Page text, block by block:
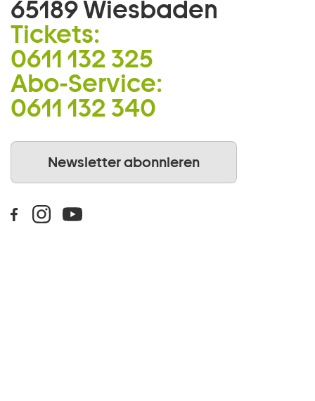
65189 Wiesbaden
Tickets:
0611 132 325
Abo-Service:
0611 132 340
Newsletter abonnieren